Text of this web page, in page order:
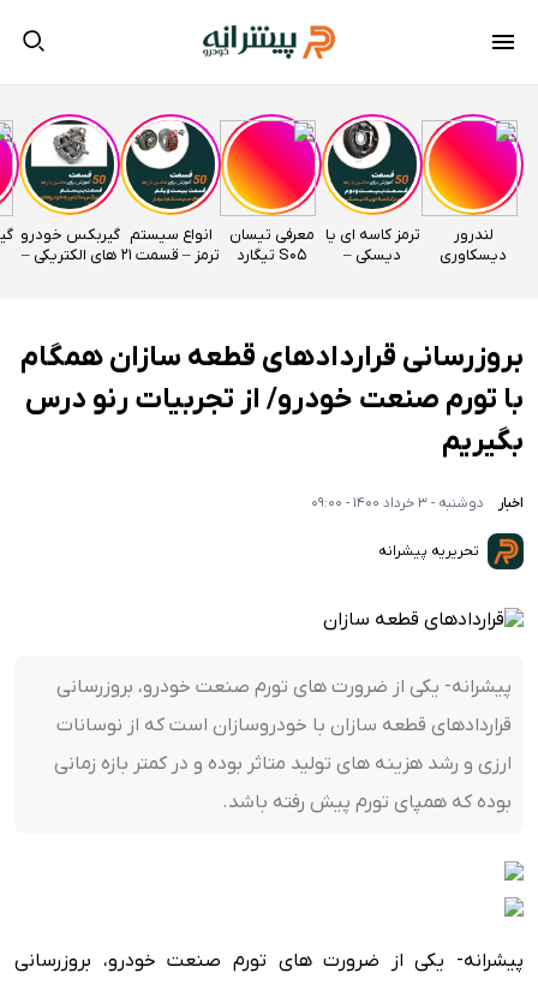
لندرور
دیسکاوری
ترمز کاسه ای یا
دیسکی –
معرفی تیسان
S05 تیگارد
انواع سیستم
ترمز – قسمت 21
گیربکس خودرو
های الکتریکی –
بروزرسانی قراردادهای قطعه سازان همگام
با تورم صنعت خودرو/ از تجربیات رنو درس
بگیریم
اخبار دوشنبه - 3 خرداد 1400 - 09:00
تحریریه پیشرانه
پیشرانه- یکی از ضرورت های تورم صنعت خودرو، بروزرسانی
قراردادهای قطعه سازان با خودروسازان است که از نوسانات
ارزی و رشد هزینه های تولید متاثر بوده و در کمتر بازه زمانی
بوده که همپای تورم پیش رفته باشد.
پیشرانه- یکی از ضرورت های تورم صنعت خودرو، بروزرسانی